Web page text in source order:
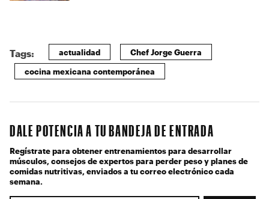
Tags: actualidad Chef Jorge Guerra
cocina mexicana contemporánea
DALE POTENCIA A TU BANDEJA DE ENTRADA
Regístrate para obtener entrenamientos para desarrollar
músculos, consejos de expertos para perder peso y planes de
comidas nutritivas, enviados a tu correo electrónico cada
semana.